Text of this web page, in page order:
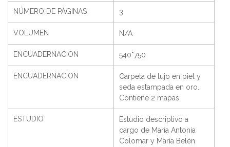
NÚMERO DE PÁGINAS 3
VOLUMEN N/A
ENCUADERNACION 540*750
ENCUADERNACION
Carpeta de lujo en piel y
seda estampada en oro.
Contiene 2 mapas
ESTUDIO
Estudio descriptivo a
cargo de María Antonia
Colomar y María Belén